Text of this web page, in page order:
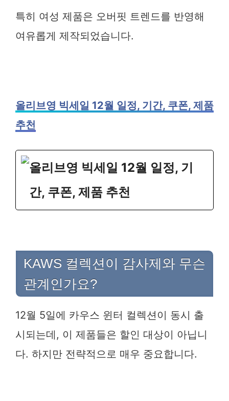
특히 여성 제품은 오버핏 트렌드를 반영해
여유롭게 제작되었습니다.
올리브영 빅세일 12월 일정, 기간, 쿠폰, 제품
추천
올리브영 빅세일 12월 일정, 기
간, 쿠폰, 제품 추천
KAWS 컬렉션이 감사제와 무슨
관계인가요?
12월 5일에 카우스 윈터 컬렉션이 동시 출
시되는데, 이 제품들은 할인 대상이 아닙니
다. 하지만 전략적으로 매우 중요합니다.